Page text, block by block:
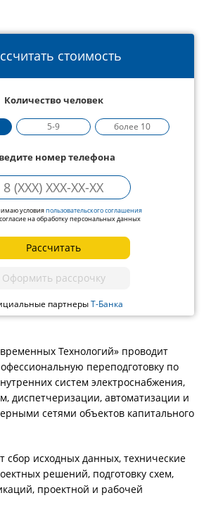
стоимость
Количество человек
5-9 более 10
номер телефона
условияпользовательского соглашения
на обработку персональных данных
Рассчитать
Оформить рассрочку
партнерыТ-Банка
Технологий» проводит
переподготовку по
систем электроснабжения,
диспетчеризации, автоматизации и
сетями объектов капитального
сбор исходных данных, технические
решений, подготовку схем,
проектной и рабочей